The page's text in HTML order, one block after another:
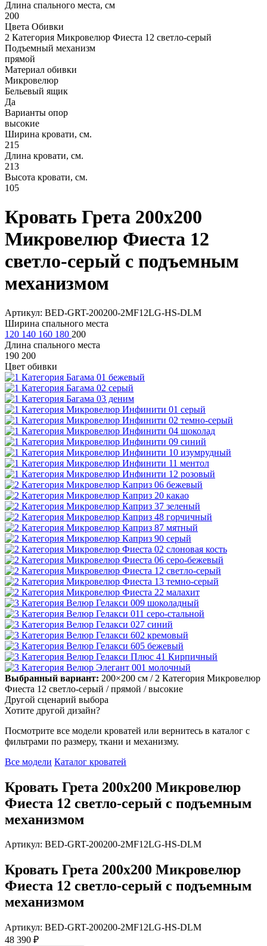
Длина спального места, см
200
Цвета Обивки
2 Категория Микровелюр Фиеста 12 светло-серый
Подъемный механизм
прямой
Материал обивки
Микровелюр
Бельевый ящик
Да
Варианты опор
высокие
Ширина кровати, см.
215
Длина кровати, см.
213
Высота кровати, см.
105
Кровать Грета 200х200
Микровелюр Фиеста 12
светло-серый с подъемным
механизмом
Артикул: BED-GRT-200200-2MF12LG-HS-DLM
Ширина спального места
120 140 160 180 200
Длина спального места
190 200
Цвет обивки
Выбранный вариант: 200×200 см / 2 Категория Микровелюр
Фиеста 12 светло-серый / прямой / высокие
Другой сценарий выбора
Хотите другой дизайн?
Посмотрите все модели кроватей или вернитесь в каталог с
фильтрами по размеру, ткани и механизму.
Все модели Каталог кроватей
Кровать Грета 200х200 Микровелюр
Фиеста 12 светло-серый с подъемным
механизмом
Артикул: BED-GRT-200200-2MF12LG-HS-DLM
Кровать Грета 200х200 Микровелюр
Фиеста 12 светло-серый с подъемным
механизмом
Артикул: BED-GRT-200200-2MF12LG-HS-DLM
48 390 ₽